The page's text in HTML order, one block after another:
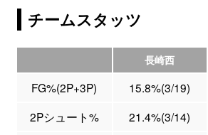
チームスタッツ
長崎西
FG%(2P+3P) 15.8%(3/19)
2Pシュート%
21.4%(3/14)